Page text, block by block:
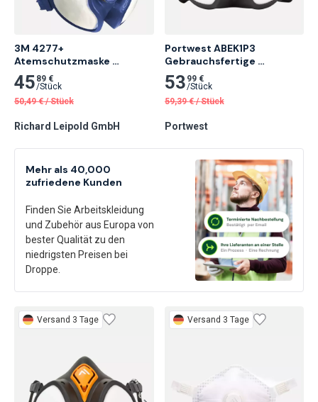
Mehr als 40,000
zufriedene Kunden
Finden Sie Arbeitskleidung
und Zubehör aus Europa von
bester Qualität zu den
niedrigsten Preisen bei
Droppe.
3M 4277+
Atemschutzmaske
FFABE1P3RDorganische,
anorganische und saure
Gase und Dämpfe 1 Stk.
45 89 €
/Stück
50,49 € /Stück
Richard Leipold GmbH
Portwest ABEK1P3
Gebrauchsfertige
Halbmaske, Schwarz
53 99 €
/Stück
59,39 € /Stück
Portwest
Versand 3 Tage Versand 3 Tage